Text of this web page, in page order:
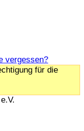
vergessen?
für die